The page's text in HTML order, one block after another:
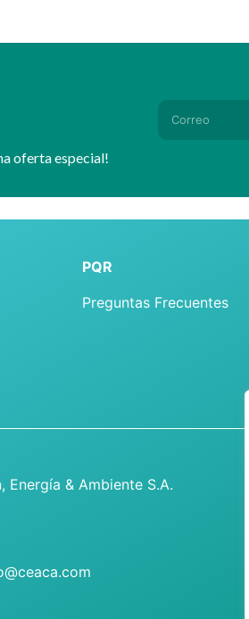
oferta especial!
PQR
Preguntas Frecuentes
& Ambiente S.A.